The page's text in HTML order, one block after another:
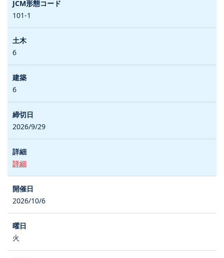
101-1
6
6
2026/9/29
詳細
2026/10/6
火